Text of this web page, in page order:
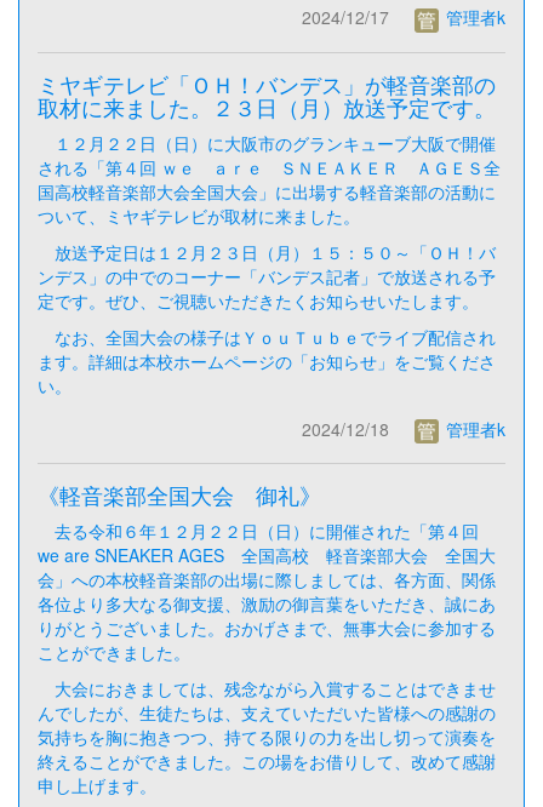
2024/12/17
管理者k
ミヤギテレビ「ＯＨ！バンデス」が軽音楽部の
取材に来ました。２３日（月）放送予定です。
１２月２２日（日）に大阪市のグランキューブ大阪で開催
される「第４回 ｗｅ ａｒｅ ＳＮＥＡＫＥＲ ＡＧＥＳ全
国高校軽音楽部大会全国大会」に出場する軽音楽部の活動に
ついて、ミヤギテレビが取材に来ました。
放送予定日は１２月２３日（月）１５：５０～「ＯＨ！バ
ンデス」の中でのコーナー「バンデス記者」で放送される予
定です。ぜひ、ご視聴いただきたくお知らせいたします。
なお、全国大会の様子はＹｏｕＴｕｂｅでライブ配信され
ます。詳細は本校ホームページの「お知らせ」をご覧くださ
い。
2024/12/18
管理者k
《軽音楽部全国大会 御礼》
去る令和６年１２月２２日（日）に開催された「第４回
we are SNEAKER AGES 全国高校 軽音楽部大会 全国大
会」への本校軽音楽部の出場に際しましては、各方面、関係
各位より多大なる御支援、激励の御言葉をいただき、誠にあ
りがとうございました。おかげさまで、無事大会に参加する
ことができました。
大会におきましては、残念ながら入賞することはできませ
んでしたが、生徒たちは、支えていただいた皆様への感謝の
気持ちを胸に抱きつつ、持てる限りの力を出し切って演奏を
終えることができました。この場をお借りして、改めて感謝
申し上げます。